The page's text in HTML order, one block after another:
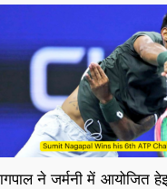
ने जर्मनी में आयोजित